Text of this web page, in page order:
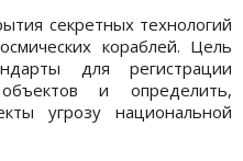
секретных технологий
кораблей. Цель
для регистрации
и определить,
угрозу национальной